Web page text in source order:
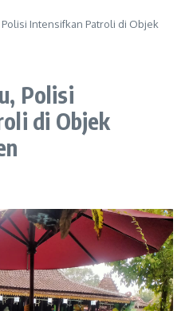
Polisi Intensifkan Patroli di Objek
Polisi
di Objek